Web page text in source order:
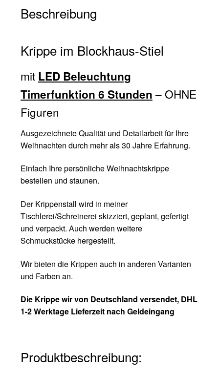
Beschreibung
Krippe im Blockhaus-Stiel
mit LED Beleuchtung
Timerfunktion 6 Stunden – OHNE
Figuren
Ausgezeichnete Qualität und Detailarbeit für Ihre
Weihnachten durch mehr als 30 Jahre Erfahrung.
Einfach Ihre persönliche Weihnachtskrippe
bestellen und staunen.
Der Krippenstall wird in meiner
Tischlerei/Schreinerei skizziert, geplant, gefertigt
und verpackt. Auch werden weitere
Schmuckstücke hergestellt.
Wir bieten die Krippen auch in anderen Varianten
und Farben an.
Die Krippe wir von Deutschland versendet, DHL
1-2 Werktage Lieferzeit nach Geldeingang
Produktbeschreibung: